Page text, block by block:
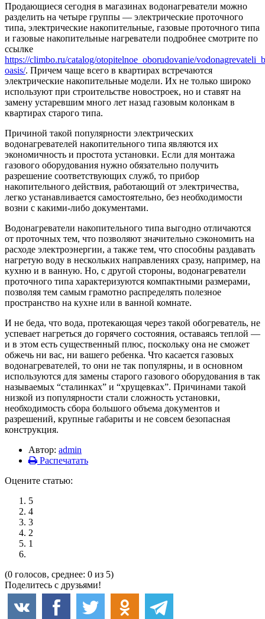
Продающиеся сегодня в магазинах водонагреватели можно
разделить на четыре группы — электрические проточного
типа, электрические накопительные, газовые проточного типа
и газовые накопительные нагреватели подробнее смотрите по
ссылке
https://climbo.ru/catalog/otopitelnoe_oborudovanie/
oasis/. Причем чаще всего в квартирах встречаются
электрические накопительные модели. Их не только широко
используют при строительстве новостроек, но и ставят на
замену устаревшим много лет назад газовым колонкам в
квартирах старого типа.
Причиной такой популярности электрических
водонагревателей накопительного типа являются их
экономичность и простота установки. Если для монтажа
газового оборудования нужно обязательно получить
разрешение соответствующих служб, то прибор
накопительного действия, работающий от электричества,
легко устанавливается самостоятельно, без необходимости
возни с какими-либо документами.
Водонагреватели накопительного типа выгодно отличаются
от проточных тем, что позволяют значительно сэкономить на
расходе электроэнергии, а также тем, что способны раздавать
нагретую воду в нескольких направлениях сразу, например, на
кухню и в ванную. Но, с другой стороны, водонагреватели
проточного типа характеризуются компактными размерами,
позволяя тем самым грамотно распределять полезное
пространство на кухне или в ванной комнате.
И не беда, что вода, протекающая через такой обогреватель, не
успевает нагреться до горячего состояния, оставаясь теплой —
и в этом есть существенный плюс, поскольку она не сможет
обжечь ни вас, ни вашего ребенка. Что касается газовых
водонагревателей, то они не так популярны, и в основном
используются для замены старого газового оборудования в так
называемых “сталинках” и “хрущевках”. Причинами такой
низкой из популярности стали сложность установки,
необходимость сбора большого объема документов и
разрешений, крупные габариты и не совсем безопасная
конструкция.
Автор: admin
Распечатать
Оцените статью:
5
4
3
2
1
(0 голосов, среднее: 0 из 5)
Поделитесь с друзьями!